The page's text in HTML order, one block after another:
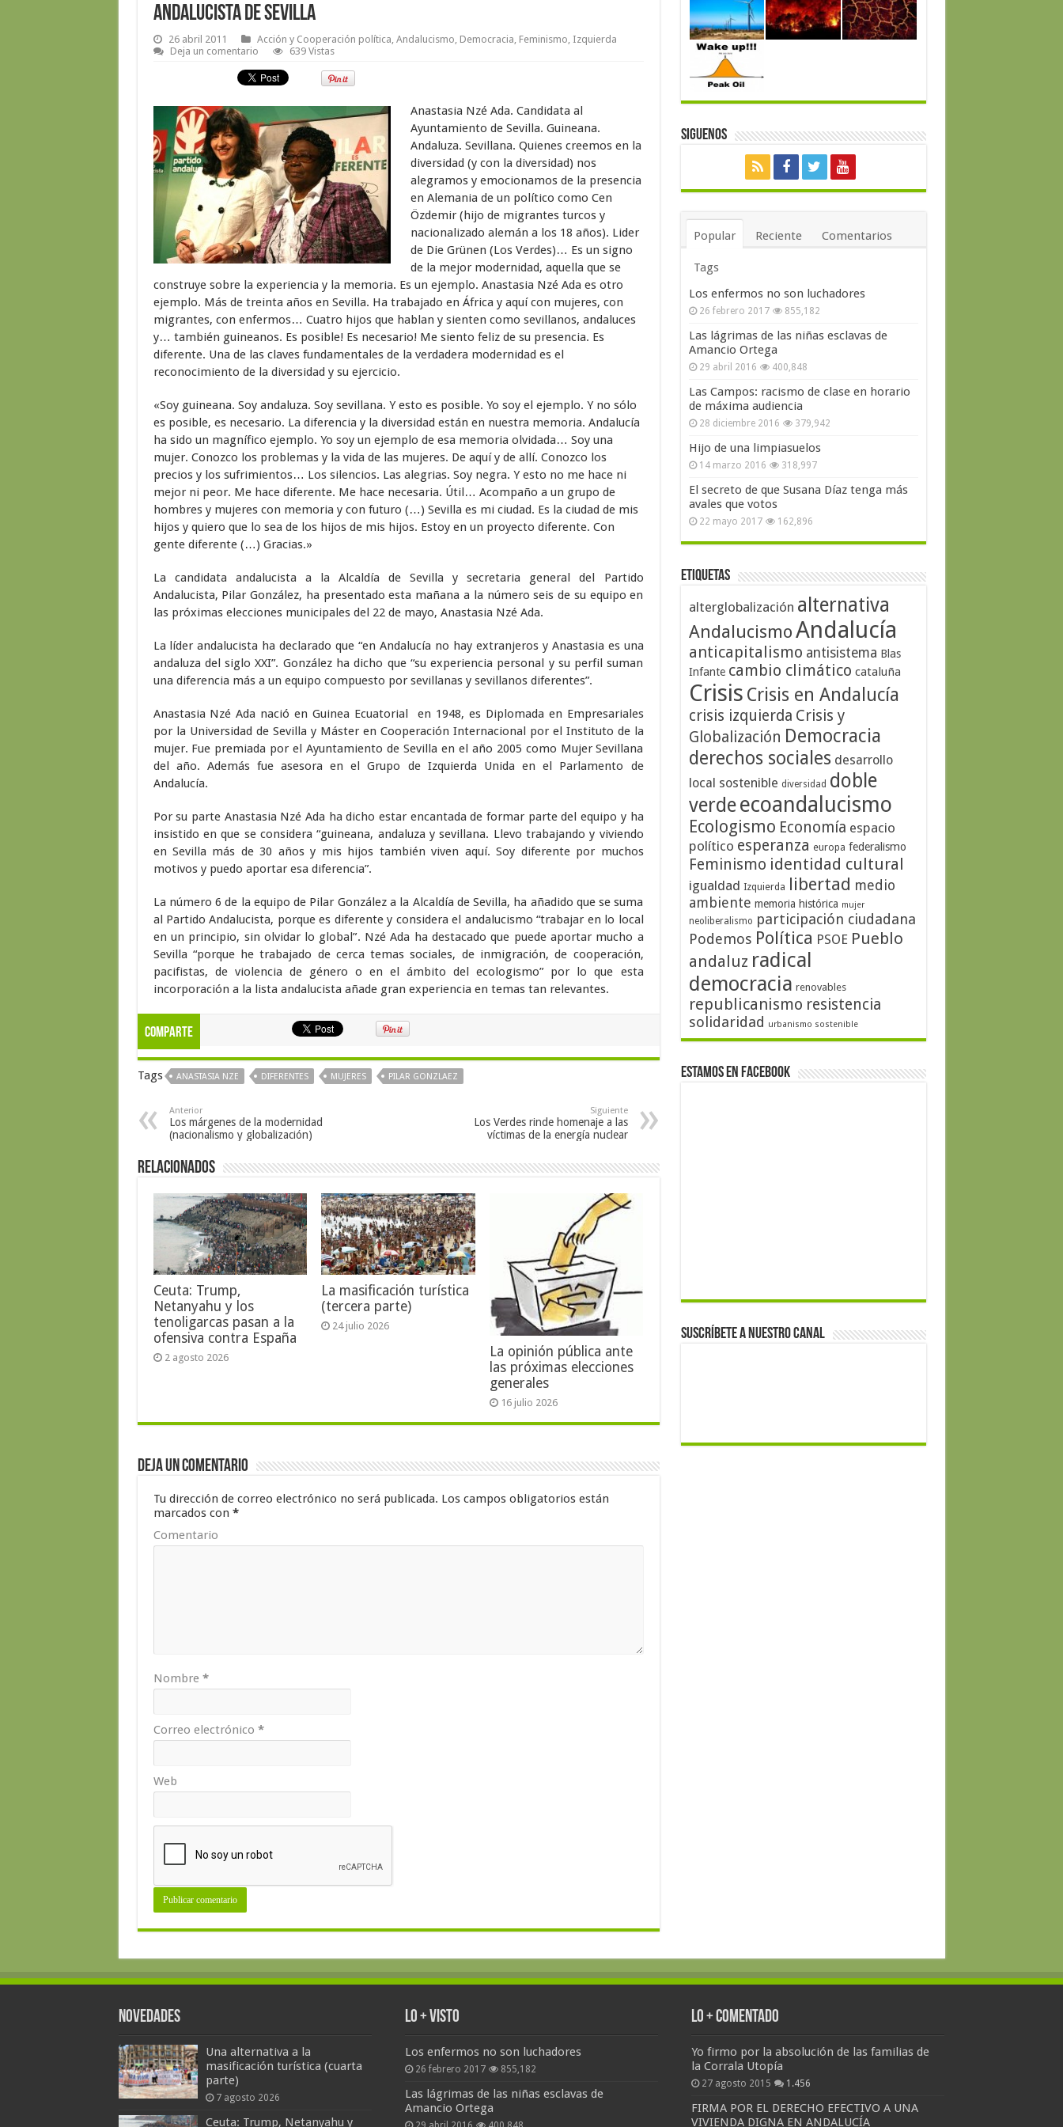
andalucista de Sevilla
26 abril 2011 Acción y Cooperación política Andalucismo Democracia Feminismo Izquierda
Deja un comentario
639 Vistas
Anastasia Nzé Ada. Candidata al
Ayuntamiento de Sevilla. Guineana.
Andaluza. Sevillana. Quienes creemos en la
diversidad (y con la diversidad) nos
alegramos y emocionamos de la presencia
en Alemania de un político como Cen
Özdemir (hijo de migrantes turcos y
nacionalizado alemán a los 18 años). Lider
de Die Grünen (Los Verdes)… Es un signo
de la mejor modernidad, aquella que se
construye sobre la experiencia y la memoria. Es un ejemplo. Anastasia Nzé Ada es otro
ejemplo. Más de treinta años en Sevilla. Ha trabajado en África y aquí con mujeres, con
migrantes, con enfermos… Cuatro hijos que hablan y sienten como sevillanos, andaluces
y… también guineanos. Es posible! Es necesario! Me siento feliz de su presencia. Es
diferente. Una de las claves fundamentales de la verdadera modernidad es el
reconocimiento de la diversidad y su ejercicio.
«Soy guineana. Soy andaluza. Soy sevillana. Y esto es posible. Yo soy el ejemplo. Y no sólo
es posible, es necesario. La diferencia y la diversidad están en nuestra memoria. Andalucía
ha sido un magnífico ejemplo. Yo soy un ejemplo de esa memoria olvidada… Soy una
mujer. Conozco los problemas y la vida de las mujeres. De aquí y de allí. Conozco los
precios y los sufrimientos… Los silencios. Las alegrias. Soy negra. Y esto no me hace ni
mejor ni peor. Me hace diferente. Me hace necesaria. Útil… Acompaño a un grupo de
hombres y mujeres con memoria y con futuro (…) Sevilla es mi ciudad. Es la ciudad de mis
hijos y quiero que lo sea de los hijos de mis hijos. Estoy en un proyecto diferente. Con
gente diferente (…) Gracias.»
La candidata andalucista a la Alcaldía de Sevilla y secretaria general del Partido
Andalucista, Pilar González, ha presentado esta mañana a la número seis de su equipo en
las próximas elecciones municipales del 22 de mayo, Anastasia Nzé Ada.
La líder andalucista ha declarado que “en Andalucía no hay extranjeros y Anastasia es una
andaluza del siglo XXI”. González ha dicho que “su experiencia personal y su perfil suman
una diferencia más a un equipo compuesto por sevillanas y sevillanos diferentes”.
Anastasia Nzé Ada nació en Guinea Ecuatorial en 1948, es Diplomada en Empresariales
por la Universidad de Sevilla y Máster en Cooperación Internacional por el Instituto de la
mujer. Fue premiada por el Ayuntamiento de Sevilla en el año 2005 como Mujer Sevillana
del año. Además fue asesora en el Grupo de Izquierda Unida en el Parlamento de
Andalucía.
Por su parte Anastasia Nzé Ada ha dicho estar encantada de formar parte del equipo y ha
insistido en que se considera “guineana, andaluza y sevillana. Llevo trabajando y viviendo
en Sevilla más de 30 años y mis hijos también viven aquí. Soy diferente por muchos
motivos y puedo aportar esa diferencia”.
La número 6 de la equipo de Pilar González a la Alcaldía de Sevilla, ha añadido que se suma
al Partido Andalucista, porque es diferente y considera el andalucismo “trabajar en lo local
en un principio, sin olvidar lo global”. Nzé Ada ha destacado que puede aportar mucho a
Sevilla “porque he trabajado de cerca temas sociales, de inmigración, de cooperación,
pacifistas, de violencia de género o en el ámbito del ecologismo” por lo que esta
incorporación a la lista andalucista añade gran experiencia en temas tan relevantes.
Comparte
Tags ANASTASIA NZE DIFERENTES MUJERES PILAR GONZLAEZ
Anterior
Los márgenes de la modernidad
(nacionalismo y globalización)
Siguiente
Los Verdes rinde homenaje a las
víctimas de la energía nuclear
Relacionados
Ceuta: Trump,
Netanyahu y los
tenoligarcas pasan a la
ofensiva contra España
2 agosto 2026
La masificación turística
(tercera parte)
24 julio 2026
La opinión pública ante
las próximas elecciones
generales
16 julio 2026
Deja un comentario
Tu dirección de correo electrónico no será publicada. Los campos obligatorios están
marcados con *
Comentario
Nombre *
Correo electrónico *
Web
Siguenos
Popular Reciente Comentarios
Tags
Los enfermos no son luchadores
26 febrero 2017 855,182
Las lágrimas de las niñas esclavas de
Amancio Ortega
29 abril 2016 400,848
Las Campos: racismo de clase en horario
de máxima audiencia
28 diciembre 2016 379,942
Hijo de una limpiasuelos
14 marzo 2016 318,997
El secreto de que Susana Díaz tenga más
avales que votos
22 mayo 2017 162,896
Etiquetas
alterglobalización alternativa
AndalucismoAndalucía
anticapitalismo antisistema Blas
Infante cambio climático cataluña
Crisis Crisis en Andalucía
crisis izquierda Crisis y
Globalización Democracia
derechos sociales desarrollo
local sostenible diversidad doble
verdeecoandalucismo
Ecologismo Economía espacio
político esperanza europa federalismo
Feminismo identidad cultural
igualdad Izquierda libertad medio
ambiente memoria histórica mujer
neoliberalismo participación ciudadana
Podemos Política PSOE Pueblo
andaluz radical
democracia renovables
republicanismo resistencia
solidaridad urbanismo sostenible
Estamos en Facebook
Suscríbete a nuestro canal
Novedades
Una alternativa a la
masificación turística (cuarta
parte)
7 agosto 2026
Ceuta: Trump, Netanyahu y
Lo + Visto
Los enfermos no son luchadores
26 febrero 2017 855,182
Las lágrimas de las niñas esclavas de
Amancio Ortega
Lo + Comentado
Yo firmo por la absolución de las familias de
la Corrala Utopía
27 agosto 2015 1.456
FIRMA POR EL DERECHO EFECTIVO A UNA
VIVIENDA DIGNA EN ANDALUCÍA